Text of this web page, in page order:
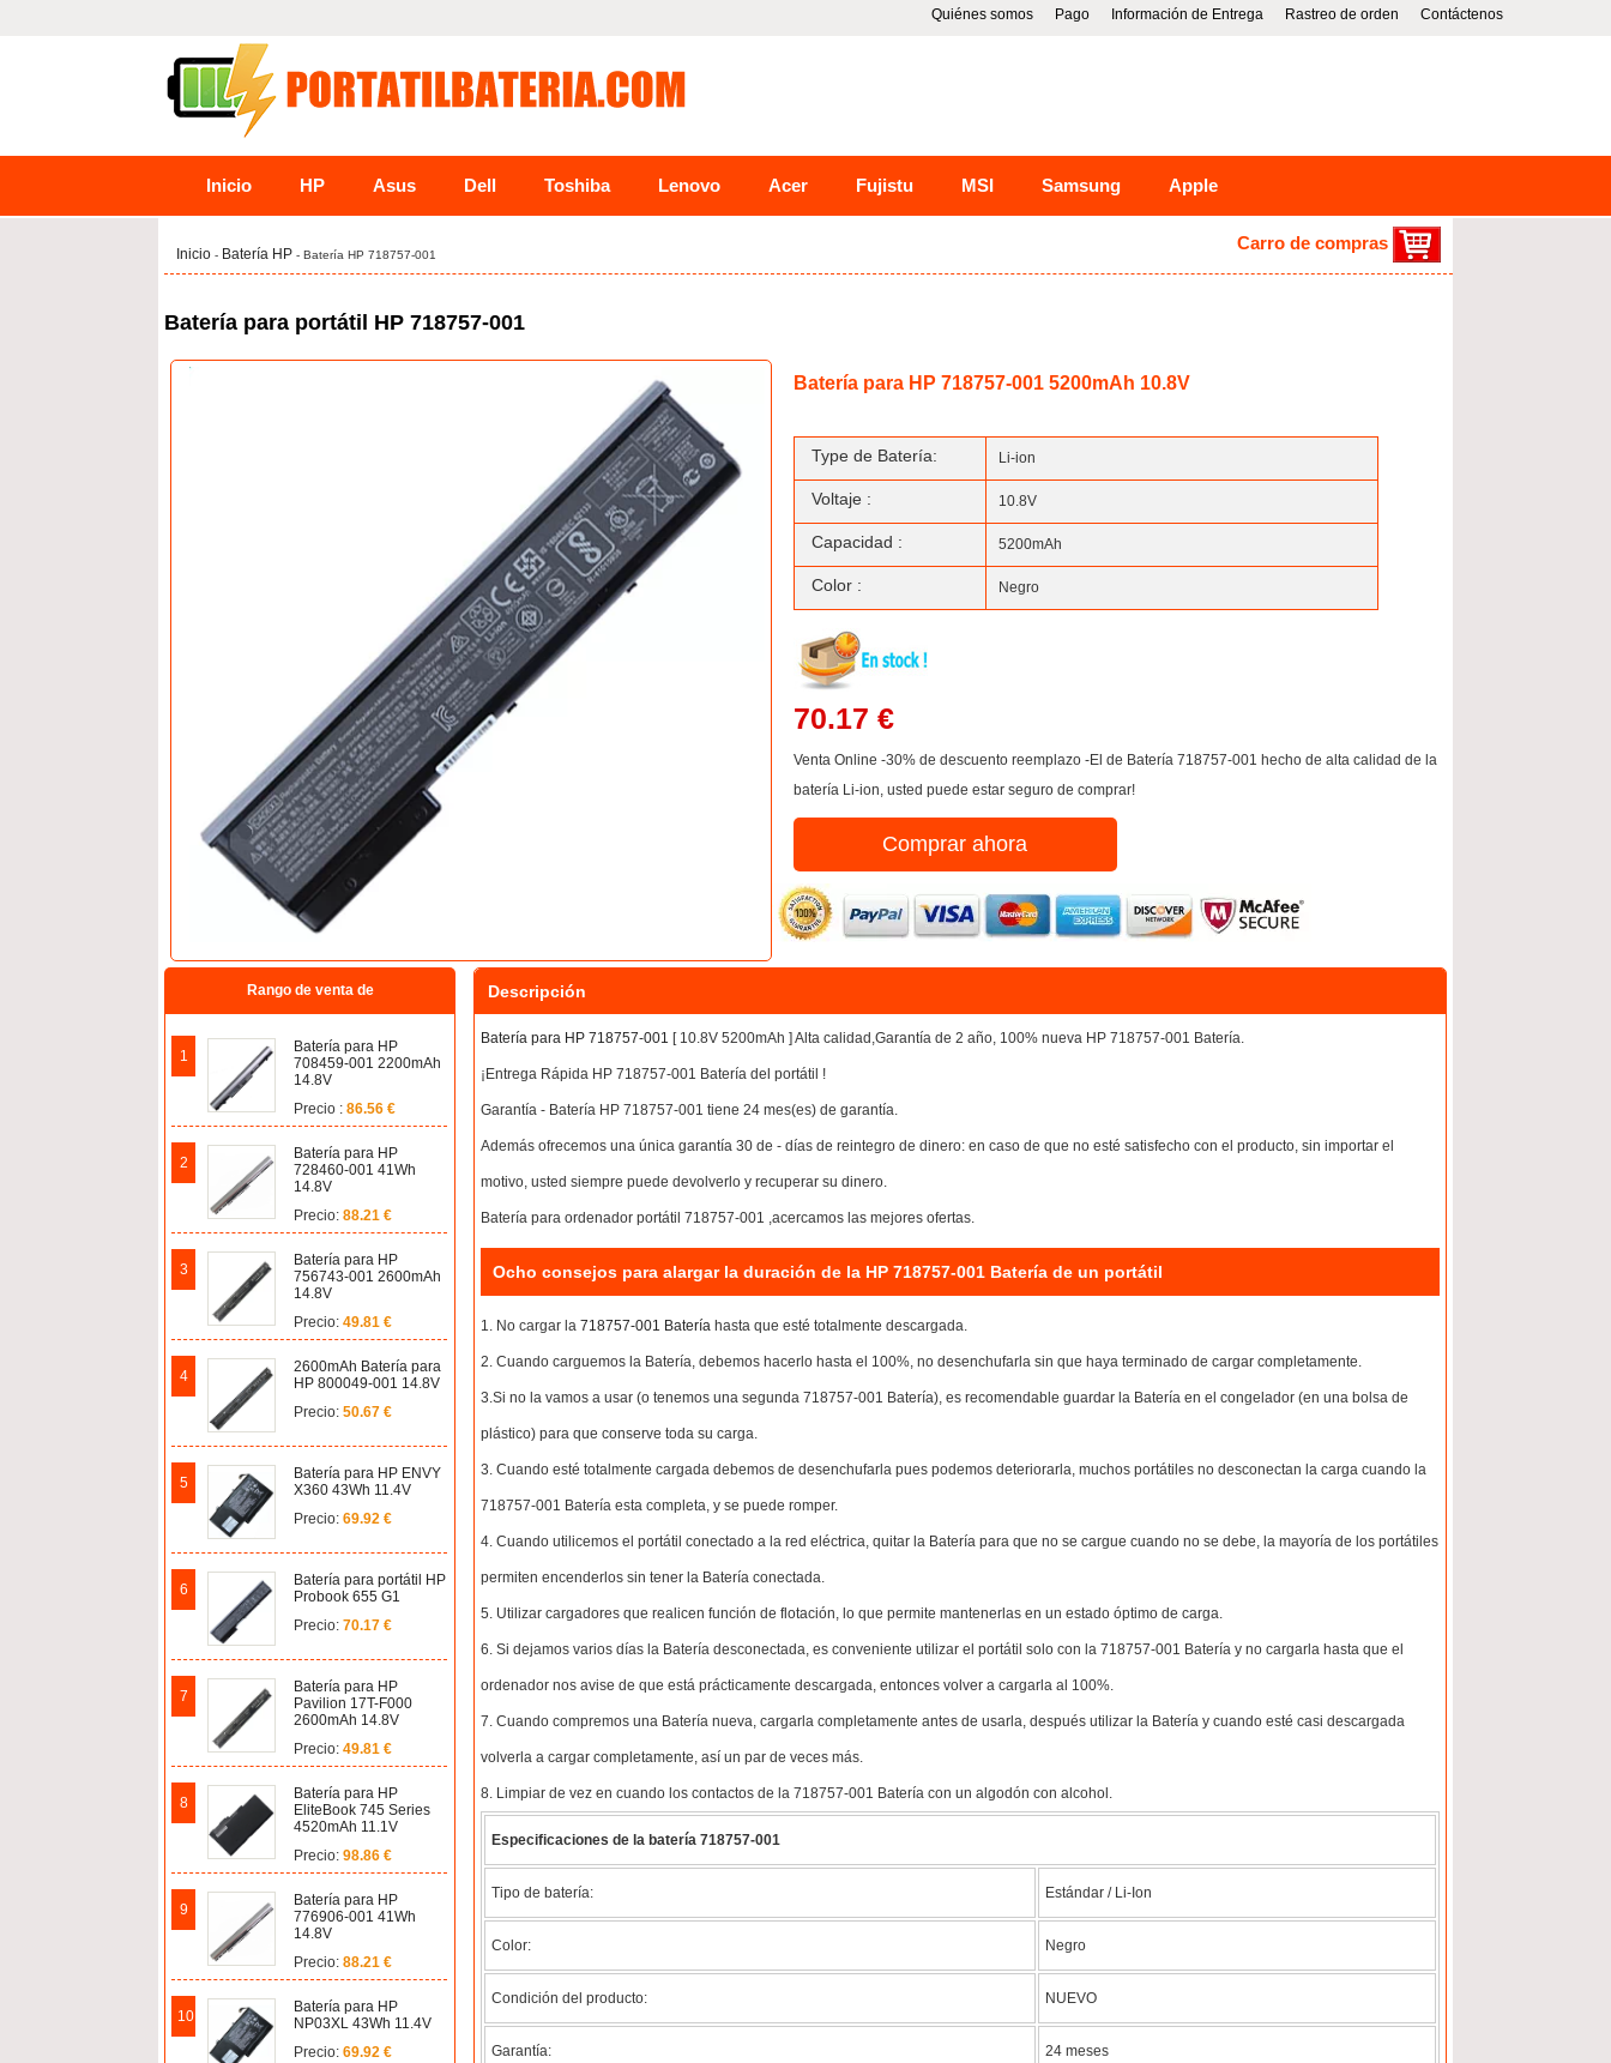
Contáctenos
Rastreo de orden
Información de Entrega
Pago
Quiénes somos
Inicio HP Asus Dell Toshiba Lenovo Acer Fujistu MSI Samsung Apple
Inicio - Batería HP - Batería HP 718757-001
Carro de compras
Batería para portátil HP 718757-001
Batería para HP 718757-001 5200mAh 10.8V
Type de Batería: Li-ion
Voltaje : 10.8V
Capacidad : 5200mAh
Color : Negro
70.17 €
Venta Online -30% de descuento reemplazo -El de Batería 718757-001 hecho de alta calidad de la
batería Li-ion, usted puede estar seguro de comprar!
Comprar ahora
Descripción
Batería para HP 718757-001 [ 10.8V 5200mAh ] Alta calidad,Garantía de 2 año, 100% nueva HP 718757-001 Batería.
¡Entrega Rápida HP 718757-001 Batería del portátil !
Garantía - Batería HP 718757-001 tiene 24 mes(es) de garantía.
Además ofrecemos una única garantía 30 de - días de reintegro de dinero: en caso de que no esté satisfecho con el producto, sin importar el
motivo, usted siempre puede devolverlo y recuperar su dinero.
Batería para ordenador portátil 718757-001 ,acercamos las mejores ofertas.
Ocho consejos para alargar la duración de la HP 718757-001 Batería de un portátil
1. No cargar la 718757-001 Batería hasta que esté totalmente descargada.
2. Cuando carguemos la Batería, debemos hacerlo hasta el 100%, no desenchufarla sin que haya terminado de cargar completamente.
3.Si no la vamos a usar (o tenemos una segunda 718757-001 Batería), es recomendable guardar la Batería en el congelador (en una bolsa de
plástico) para que conserve toda su carga.
3. Cuando esté totalmente cargada debemos de desenchufarla pues podemos deteriorarla, muchos portátiles no desconectan la carga cuando la
718757-001 Batería esta completa, y se puede romper.
4. Cuando utilicemos el portátil conectado a la red eléctrica, quitar la Batería para que no se cargue cuando no se debe, la mayoría de los portátiles
permiten encenderlos sin tener la Batería conectada.
5. Utilizar cargadores que realicen función de flotación, lo que permite mantenerlas en un estado óptimo de carga.
6. Si dejamos varios días la Batería desconectada, es conveniente utilizar el portátil solo con la 718757-001 Batería y no cargarla hasta que el
ordenador nos avise de que está prácticamente descargada, entonces volver a cargarla al 100%.
7. Cuando compremos una Batería nueva, cargarla completamente antes de usarla, después utilizar la Batería y cuando esté casi descargada
volverla a cargar completamente, así un par de veces más.
8. Limpiar de vez en cuando los contactos de la 718757-001 Batería con un algodón con alcohol.
Especificaciones de la batería 718757-001
Tipo de batería: Estándar / Li-Ion
Color: Negro
Condición del producto: NUEVO
Garantía: 24 meses
Rango de venta de
1
Batería para HP
708459-001 2200mAh
14.8V
Precio : 86.56 €
2
Batería para HP
728460-001 41Wh
14.8V
Precio: 88.21 €
3
Batería para HP
756743-001 2600mAh
14.8V
Precio: 49.81 €
4
2600mAh Batería para
HP 800049-001 14.8V
Precio: 50.67 €
5
Batería para HP ENVY
X360 43Wh 11.4V
Precio: 69.92 €
6
Batería para portátil HP
Probook 655 G1
Precio: 70.17 €
7
Batería para HP
Pavilion 17T-F000
2600mAh 14.8V
Precio: 49.81 €
8
Batería para HP
EliteBook 745 Series
4520mAh 11.1V
Precio: 98.86 €
9
Batería para HP
776906-001 41Wh
14.8V
Precio: 88.21 €
10
Batería para HP
NP03XL 43Wh 11.4V
Precio: 69.92 €